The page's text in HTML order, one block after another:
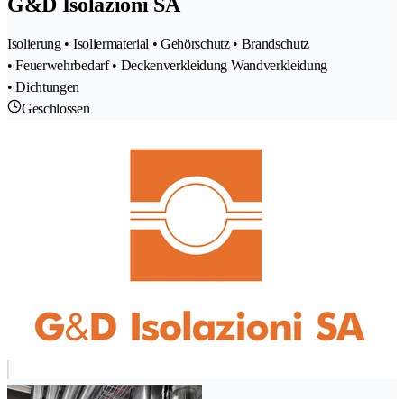
Isolierung • Isoliermaterial • Gehörschutz • Brandschutz
• Feuerwehrbedarf • Deckenverkleidung Wandverkleidung
• Dichtungen
Geschlossen